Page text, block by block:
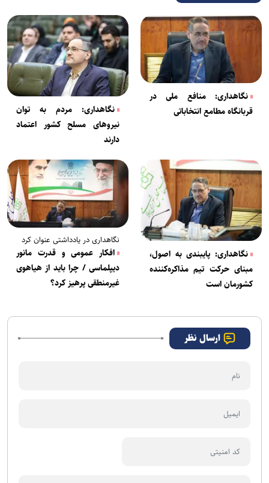
نگاهداری: منافع ملی در
قربانگاه مطامع انتخاباتی
نگاهداری: مردم به توان
نیروهای مسلح کشور اعتماد
دارند
نگاهداری: پایبندی به اصول،
مبنای حرکت تیم مذاکره‌کننده
کشورمان است
نگاهداری در یادداشتی عنوان کرد
افکار عمومی و قدرت مانور
دیپلماسی / چرا باید از هیاهوی
غیرمنطقی پرهیز کرد؟
ارسال نظر